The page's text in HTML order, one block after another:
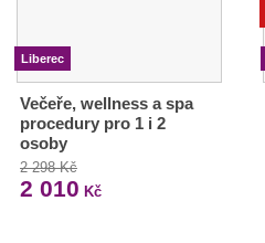
Liberec
Večeře, wellness a spa
procedury pro 1 i 2
osoby
2 298 Kč
2 010 Kč